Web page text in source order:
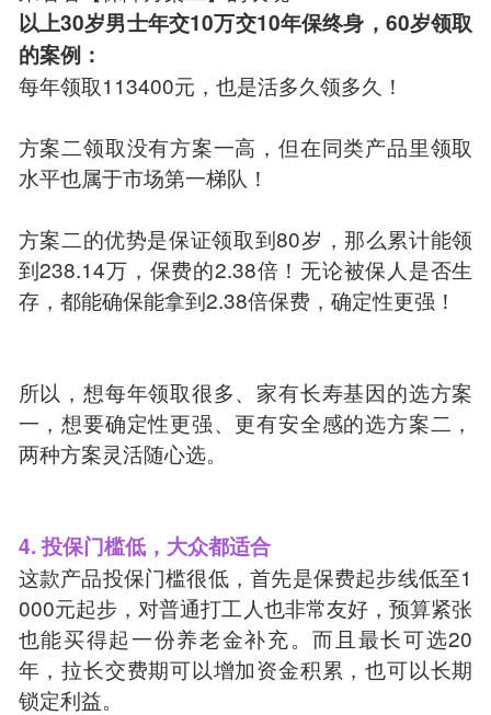
以上30岁男士年交10万交10年保终身，60岁领取
的案例：
每年领取113400元，也是活多久领多久！
方案二领取没有方案一高，但在同类产品里领取
水平也属于市场第一梯队！
方案二的优势是保证领取到80岁，那么累计能领
到238.14万，保费的2.38倍！无论被保人是否生
存，都能确保能拿到2.38倍保费，确定性更强！
所以，想每年领取很多、家有长寿基因的选方案
一，想要确定性更强、更有安全感的选方案二，
两种方案灵活随心选。
4. 投保门槛低，大众都适合
这款产品投保门槛很低，首先是保费起步线低至1
000元起步，对普通打工人也非常友好，预算紧张
也能买得起一份养老金补充。而且最长可选20
年，拉长交费期可以增加资金积累，也可以长期
锁定利益。